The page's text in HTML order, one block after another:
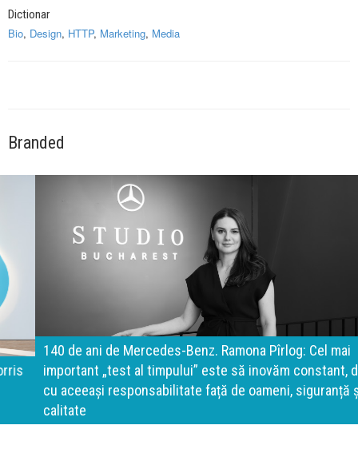
Dictionar
Bio, Design, HTTP, Marketing, Media
Branded
140 de ani de Mercedes-Benz. Ramona Pîrlog: Cel mai
important „test al timpului” este să inovăm constant, dar
cu aceeași responsabilitate față de oameni, siguranță și
calitate